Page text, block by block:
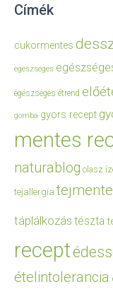
Címék
cukormentes
egészséges
egészséges étrend
gomba gyors recept
mentes
naturablog olasz
tejallergia
táplálkozás tészta
recept
ételintolerancia